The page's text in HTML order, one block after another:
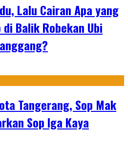
Lalu Cairan Apa yang
Balik Robekan Ubi
Tangerang, Sop Mak
Sop Iga Kaya